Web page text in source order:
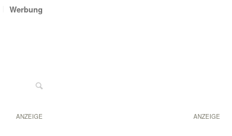
ANZEIGE
Werbung
ANZEIGE